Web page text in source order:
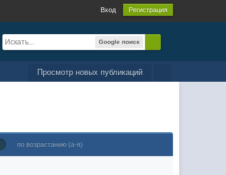
Вход Регистрация
Google поиск
Просмотр новых публикаций
по возрастанию (а-я)